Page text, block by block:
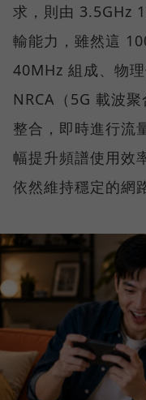
求，則由 3.5GHz
輸能力，雖然這
40MHz 組成、物
NRCA（5G 載波
整合，即時進行流
幅提升頻譜使用效
依然維持穩定的網